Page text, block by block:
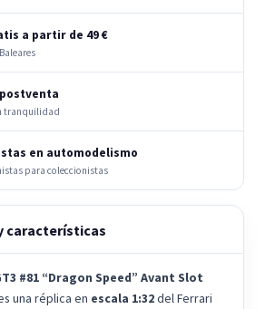
a partir de 49 €
tranquilidad
en automodelismo
para coleccionistas
características
#81 “Dragon Speed” Avant Slot
una réplica en escala 1:32del Ferrari